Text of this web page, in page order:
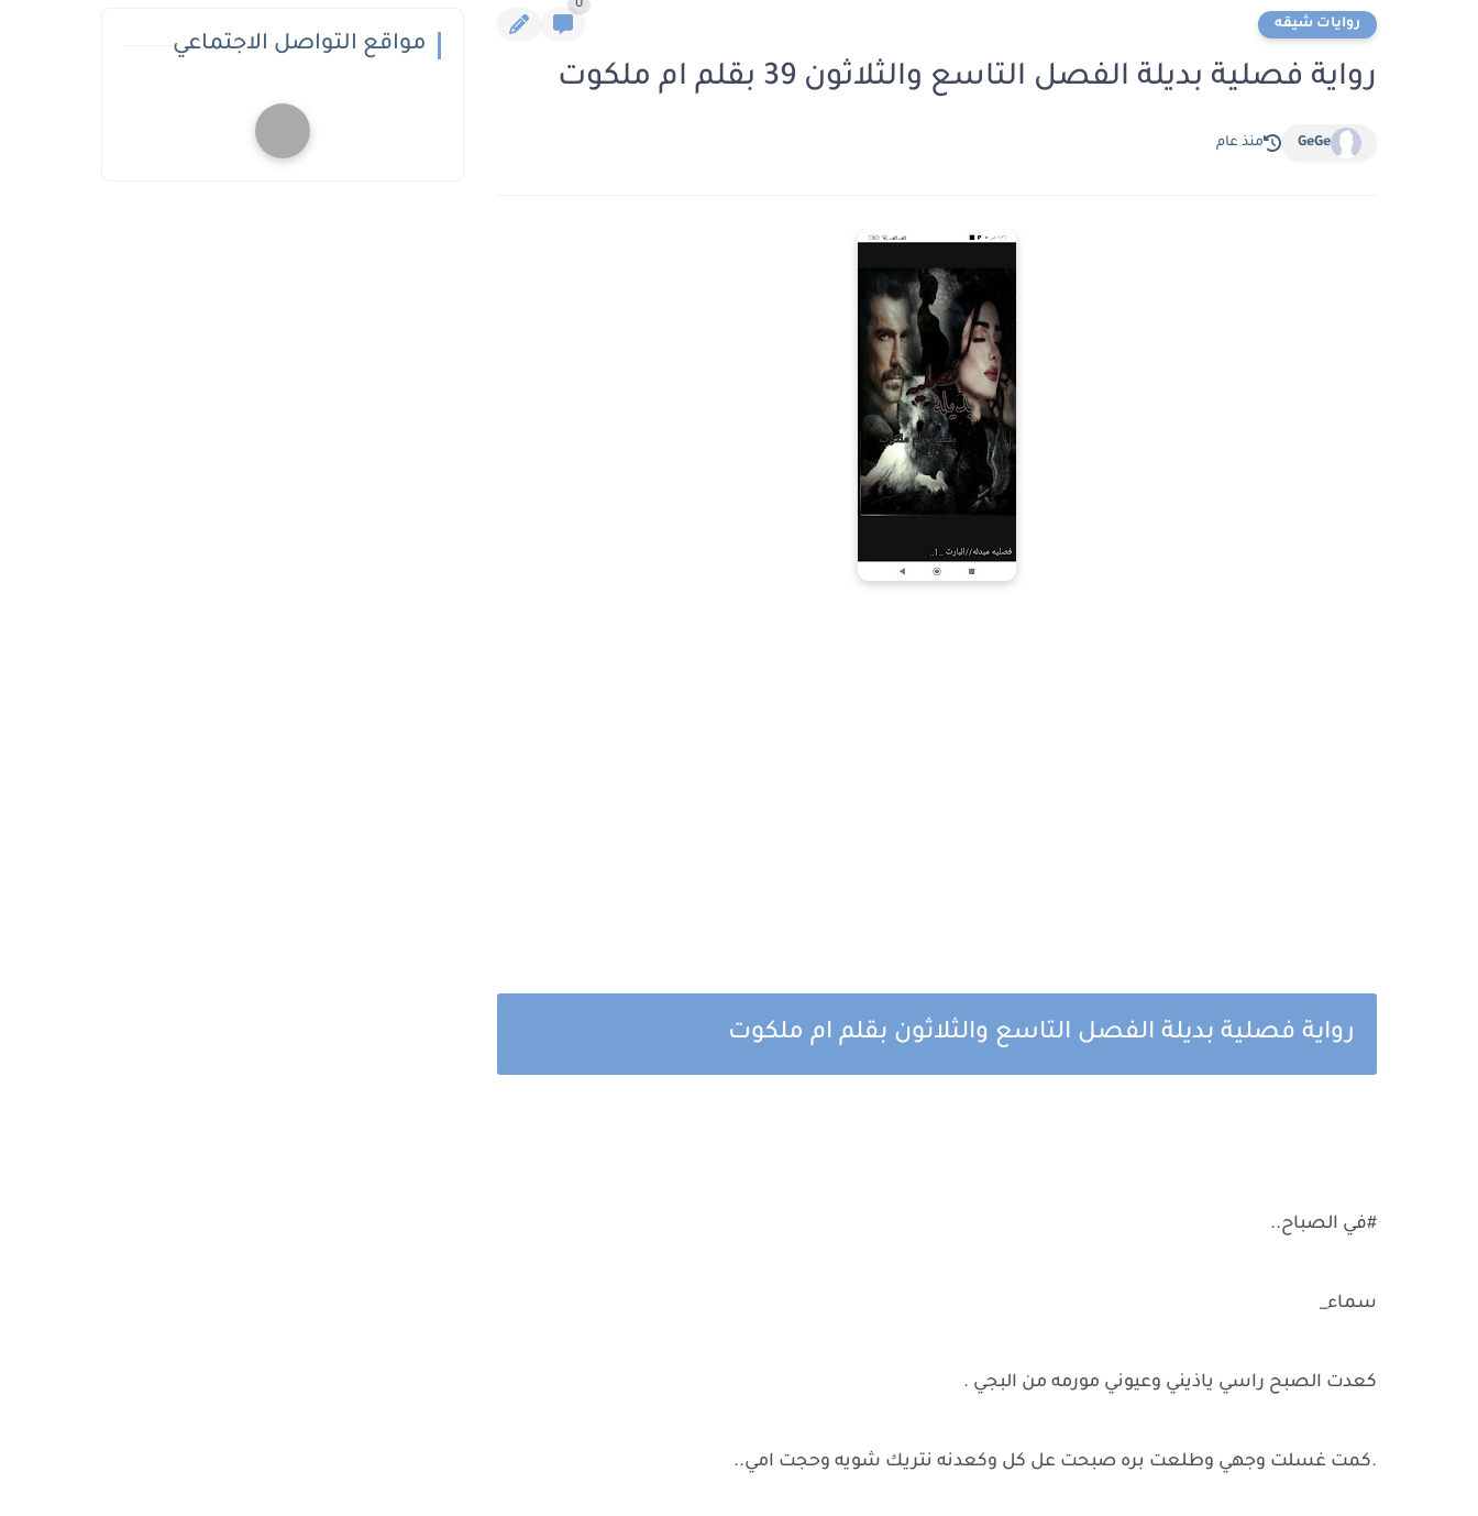
روايات شيقه
0
رواية فصلية بديلة الفصل التاسع والثلاثون 39 بقلم ام ملكوت
GeGe منذ عام
رواية فصلية بديلة الفصل التاسع والثلاثون بقلم ام ملكوت
#في الصباح..
سماء_
كعدت الصبح راسي ياذيني وعيوني مورمه من البجي .
.كمت غسلت وجهي وطلعت بره صبحت عل كل وكعدنه نتريك شويه وحجت امي..
مواقع التواصل الاجتماعي